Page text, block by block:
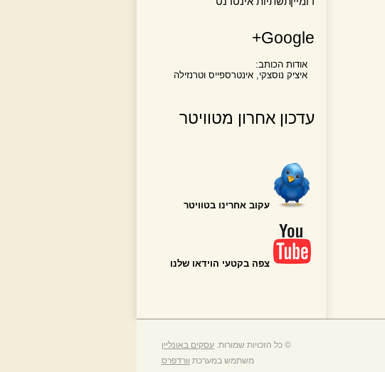
Google+
אודות הכותב:
איציק נוסצקי, אינטרספייס וטרנזילה
עדכון אחרון מטוויטר
עקוב אחרינו בטוויטר
צפה בקטעי הוידאו שלנו
© כל הזכויות שמורות. עסקים באונליין
משתמש במערכת וורדפרס